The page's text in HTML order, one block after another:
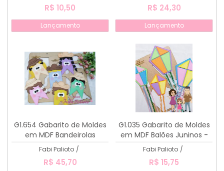
R$ 10,50
Lançamento
R$ 24,30
Lançamento
G1.654 Gabarito de Moldes
em MDF Bandeirolas
Divertidas
Fabi Palioto /
R$ 45,70
G1.035 Gabarito de Moldes
em MDF Balões Juninos -
Coleção Festerê da Lulu
Fabi Palioto /
R$ 15,75